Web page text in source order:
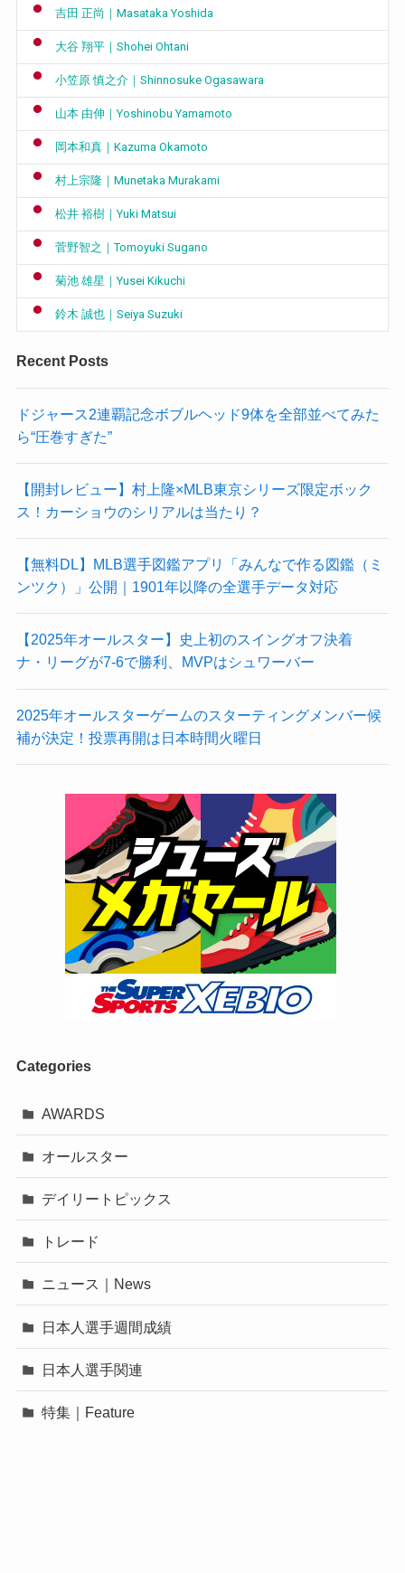
吉田 正尚｜Masataka Yoshida
大谷 翔平｜Shohei Ohtani
小笠原 慎之介｜Shinnosuke Ogasawara
山本 由伸｜Yoshinobu Yamamoto
岡本和真｜Kazuma Okamoto
村上宗隆｜Munetaka Murakami
松井 裕樹｜Yuki Matsui
菅野智之｜Tomoyuki Sugano
菊池 雄星｜Yusei Kikuchi
鈴木 誠也｜Seiya Suzuki
Recent Posts
ドジャース2連覇記念ボブルヘッド9体を全部並べてみた
ら“圧巻すぎた”
【開封レビュー】村上隆×MLB東京シリーズ限定ボック
ス！カーショウのシリアルは当たり？
【無料DL】MLB選手図鑑アプリ「みんなで作る図鑑（ミ
ンツク）」公開｜1901年以降の全選手データ対応
【2025年オールスター】史上初のスイングオフ決着
ナ・リーグが7-6で勝利、MVPはシュワーバー
2025年オールスターゲームのスターティングメンバー候
補が決定！投票再開は日本時間火曜日
Categories
AWARDS
オールスター
デイリートピックス
トレード
ニュース｜News
日本人選手週間成績
日本人選手関連
特集｜Feature